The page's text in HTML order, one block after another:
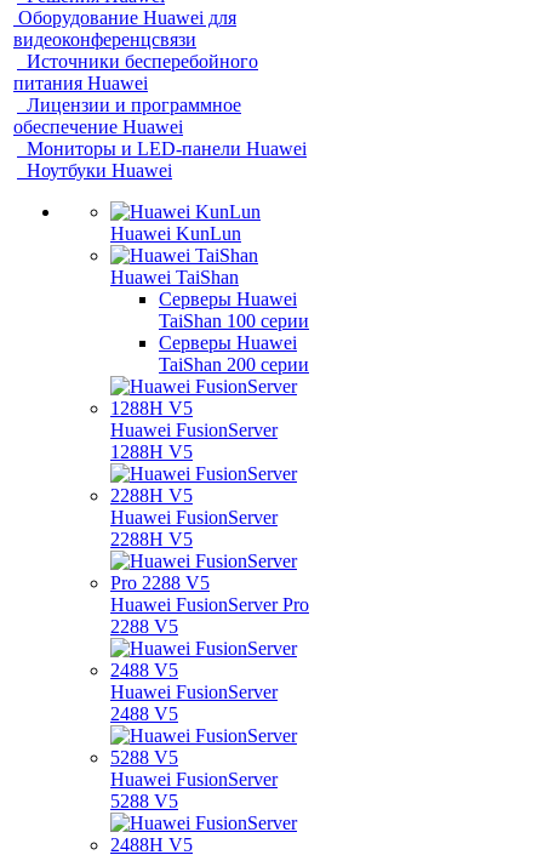
Оборудование Huawei для
видеоконференцсвязи
Источники бесперебойного
питания Huawei
Лицензии и программное
обеспечение Huawei
Мониторы и LED-панели Huawei
Ноутбуки Huawei
Huawei KunLun
Huawei TaiShan
Серверы Huawei
TaiShan 100 серии
Серверы Huawei
TaiShan 200 серии
Huawei FusionServer
1288H V5
Huawei FusionServer
2288H V5
Huawei FusionServer Pro
2288 V5
Huawei FusionServer
2488 V5
Huawei FusionServer
5288 V5